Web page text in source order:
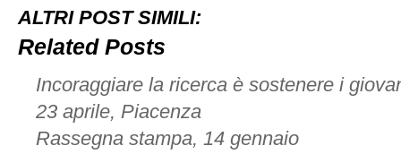
ai
prezzo
crisi
ALTRI POST SIMILI:
Related Posts
Incoraggiare la ricerca è sostenere i
23 aprile, Piacenza
Rassegna stampa, 14 gennaio